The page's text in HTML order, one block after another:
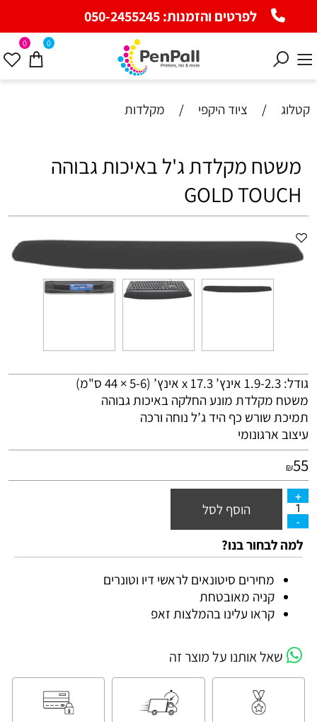
לפרטים והזמנות:050-2455245
0 0
קטלוג / ציוד היקפי / מקלדות
משטח מקלדת ג'ל באיכות גבוהה
GOLD TOUCH
גודל: 1.9-2.3 אינץ’ x 17.3 אינץ’ (5-6 × 44 ס"מ)
משטח מקלדת מונע החלקה באיכות גבוהה
תמיכת שורש כף היד ג’ל נוחה ורכה
עיצוב ארגונומי
₪55
הוסף לסל
למה לבחור בנו?
מחירים סיטונאים לראשי דיו וטונרים
קניה מאובטחת
קראו עלינו בהמלצות זאפ
שאל אותנו על מוצר זה